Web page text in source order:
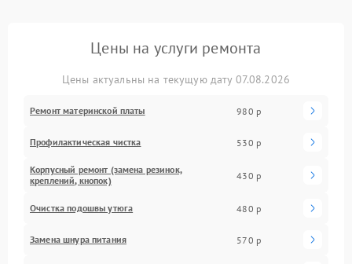
Цены на услуги ремонта
Цены актуальны на текущую дату 07.08.2026
Ремонт материнской платы 980 р
Профилактическая чистка 530 р
Корпусный ремонт (замена резинок,
креплений, кнопок)
430 р
Очистка подошвы утюга 480 р
Замена шнура питания 570 р